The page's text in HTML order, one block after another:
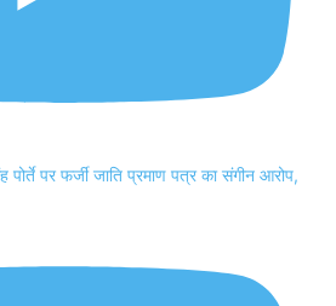
पर फर्जी जाति प्रमाण पत्र का संगीन आरोप,